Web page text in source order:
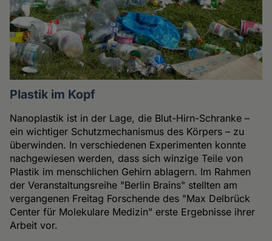
Plastik im Kopf
Nanoplastik ist in der Lage, die Blut-Hirn-Schranke –
ein wichtiger Schutzmechanismus des Körpers – zu
überwinden. In verschiedenen Experimenten konnte
nachgewiesen werden, dass sich winzige Teile von
Plastik im menschlichen Gehirn ablagern. Im Rahmen
der Veranstaltungsreihe "Berlin Brains" stellten am
vergangenen Freitag Forschende des "Max Delbrück
Center für Molekulare Medizin" erste Ergebnisse ihrer
Arbeit vor.